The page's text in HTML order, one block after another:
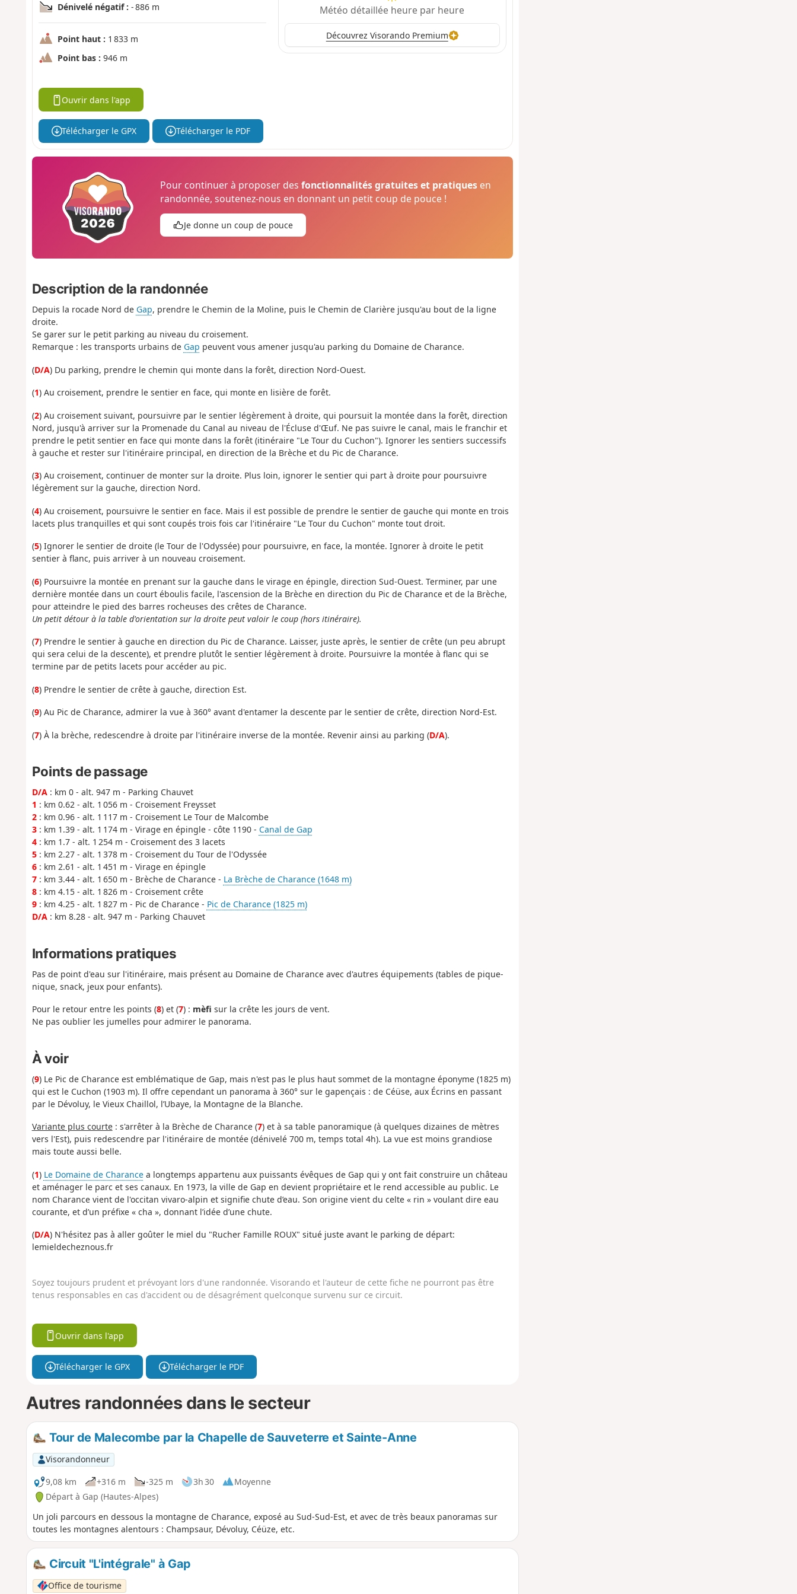
Dénivelé négatif : - 886 m
Point haut : 1 833 m
Point bas : 946 m
Météo détaillée heure par heure
Découvrez Visorando Premium
Ouvrir dans l'app
Télécharger le GPX Télécharger le PDF
Pour continuer à proposer desfonctionnalités gratuites et pratiques en
randonnée, soutenez-nous en donnant un petit coup de pouce !
Je donne un coup de pouce
Description de la randonnée
Depuis la rocade Nord de Gap, prendre le Chemin de la Moline, puis le Chemin de Clarière jusqu'au bout de la ligne
droite.
Se garer sur le petit parking au niveau du croisement.
Remarque : les transports urbains de Gap peuvent vous amener jusqu'au parking du Domaine de Charance.
(D/A) Du parking, prendre le chemin qui monte dans la forêt, direction Nord-Ouest.
(1) Au croisement, prendre le sentier en face, qui monte en lisière de forêt.
(2) Au croisement suivant, poursuivre par le sentier légèrement à droite, qui poursuit la montée dans la forêt, direction
Nord, jusqu'à arriver sur la Promenade du Canal au niveau de l'Écluse d'Œuf. Ne pas suivre le canal, mais le franchir et
prendre le petit sentier en face qui monte dans la forêt (itinéraire "Le Tour du Cuchon"). Ignorer les sentiers successifs
à gauche et rester sur l'itinéraire principal, en direction de la Brèche et du Pic de Charance.
(3) Au croisement, continuer de monter sur la droite. Plus loin, ignorer le sentier qui part à droite pour poursuivre
légèrement sur la gauche, direction Nord.
(4) Au croisement, poursuivre le sentier en face. Mais il est possible de prendre le sentier de gauche qui monte en trois
lacets plus tranquilles et qui sont coupés trois fois car l'itinéraire "Le Tour du Cuchon" monte tout droit.
(5) Ignorer le sentier de droite (le Tour de l'Odyssée) pour poursuivre, en face, la montée. Ignorer à droite le petit
sentier à flanc, puis arriver à un nouveau croisement.
(6) Poursuivre la montée en prenant sur la gauche dans le virage en épingle, direction Sud-Ouest. Terminer, par une
dernière montée dans un court éboulis facile, l'ascension de la Brèche en direction du Pic de Charance et de la Brèche,
pour atteindre le pied des barres rocheuses des crêtes de Charance.
Un petit détour à la table d'orientation sur la droite peut valoir le coup (hors itinéraire).
(7) Prendre le sentier à gauche en direction du Pic de Charance. Laisser, juste après, le sentier de crête (un peu abrupt
qui sera celui de la descente), et prendre plutôt le sentier légèrement à droite. Poursuivre la montée à flanc qui se
termine par de petits lacets pour accéder au pic.
(8) Prendre le sentier de crête à gauche, direction Est.
(9) Au Pic de Charance, admirer la vue à 360° avant d'entamer la descente par le sentier de crête, direction Nord-Est.
(7) À la brèche, redescendre à droite par l'itinéraire inverse de la montée. Revenir ainsi au parking (D/A).
Points de passage
D/A: km 0 - alt. 947 m - Parking Chauvet
1 : km 0.62 - alt. 1 056 m - Croisement Freysset
2: km 0.96 - alt. 1 117 m - Croisement Le Tour de Malcombe
3: km 1.39 - alt. 1 174 m - Virage en épingle - côte 1190 - Canal de Gap
4: km 1.7 - alt. 1 254 m - Croisement des 3 lacets
5: km 2.27 - alt. 1 378 m - Croisement du Tour de l'Odyssée
6: km 2.61 - alt. 1 451 m - Virage en épingle
7: km 3.44 - alt. 1 650 m - Brèche de Charance - La Brèche de Charance (1648 m)
8: km 4.15 - alt. 1 826 m - Croisement crête
9: km 4.25 - alt. 1 827 m - Pic de Charance - Pic de Charance (1825 m)
D/A: km 8.28 - alt. 947 m - Parking Chauvet
Informations pratiques
Pas de point d'eau sur l'itinéraire, mais présent au Domaine de Charance avec d'autres équipements (tables de pique-
nique, snack, jeux pour enfants).
Pour le retour entre les points (8) et (7) : mèfi sur la crête les jours de vent.
Ne pas oublier les jumelles pour admirer le panorama.
À voir
(9) Le Pic de Charance est emblématique de Gap, mais n'est pas le plus haut sommet de la montagne éponyme (1825 m)
qui est le Cuchon (1903 m). Il offre cependant un panorama à 360° sur le gapençais : de Céüse, aux Écrins en passant
par le Dévoluy, le Vieux Chaillol, l’Ubaye, la Montagne de la Blanche.
Variante plus courte: s'arrêter à la Brèche de Charance (7) et à sa table panoramique (à quelques dizaines de mètres
vers l'Est), puis redescendre par l'itinéraire de montée (dénivelé 700 m, temps total 4h). La vue est moins grandiose
mais toute aussi belle.
(1) Le Domaine de Charancea longtemps appartenu aux puissants évêques de Gap qui y ont fait construire un château
et aménager le parc et ses canaux. En 1973, la ville de Gap en devient propriétaire et le rend accessible au public. Le
nom Charance vient de l'occitan vivaro-alpin et signifie chute d’eau. Son origine vient du celte « rin » voulant dire eau
courante, et d’un préfixe « cha », donnant l’idée d’une chute.
(D/A) N'hésitez pas à aller goûter le miel du "Rucher Famille ROUX" situé juste avant le parking de départ:
lemieldecheznous.fr
Soyez toujours prudent et prévoyant lors d'une randonnée. Visorando et l'auteur de cette fiche ne pourront pas être
tenus responsables en cas d'accident ou de désagrément quelconque survenu sur ce circuit.
Ouvrir dans l'app
Télécharger le GPX Télécharger le PDF
Autres randonnées dans le secteur
Tour de Malecombe par la Chapelle de Sauveterre et Sainte-Anne
Visorandonneur
9,08 km
+316 m -325 m 3h 30
Moyenne
Départ à Gap (Hautes-Alpes)
Un joli parcours en dessous la montagne de Charance, exposé au Sud-Sud-Est, et avec de très beaux panoramas sur
toutes les montagnes alentours : Champsaur, Dévoluy, Céüze, etc.
Circuit "L'intégrale" à Gap
Office de tourisme